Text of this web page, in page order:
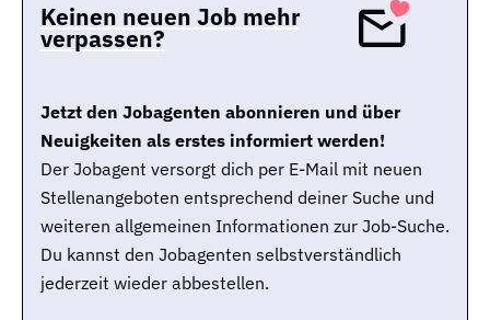
Keinen neuen Job mehr
verpassen?
Jetzt den Jobagenten abonnieren und über
Neuigkeiten als erstes informiert werden!
Der Jobagent versorgt dich per E-Mail mit neuen
Stellenangeboten entsprechend deiner Suche und
weiteren allgemeinen Informationen zur Job-Suche.
Du kannst den Jobagenten selbstverständlich
jederzeit wieder abbestellen.